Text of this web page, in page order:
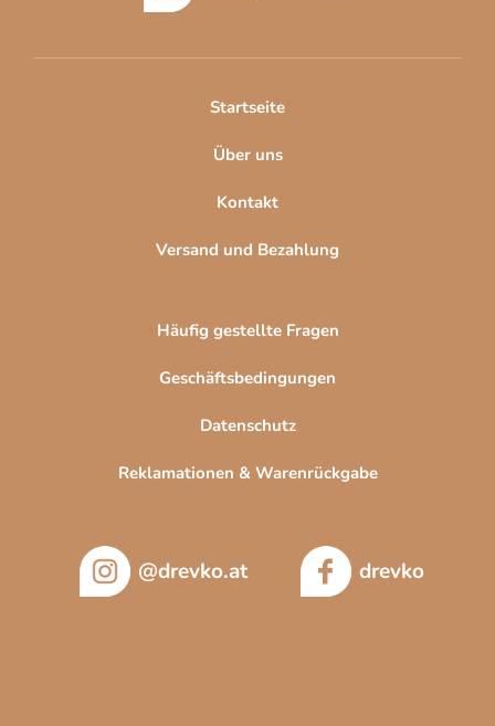
Startseite
Über uns
Kontakt
Versand und Bezahlung
Häufig gestellte Fragen
Geschäftsbedingungen
Datenschutz
Reklamationen & Warenrückgabe
@drevko.at drevko